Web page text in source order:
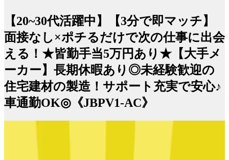
【20~30代活躍中】【3分で即マッチ】
面接なし×ポチるだけで次の仕事に出会
える！★皆勤手当5万円あり★【大手メ
ーカー】長期休暇あり◎未経験歓迎の
住宅建材の製造！サポート充実で安心♪
車通勤OK◎《JBPV1-AC》